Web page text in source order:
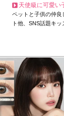
天使級に可愛い
ペットと子供の仲良
ト他、SNS話題キッ